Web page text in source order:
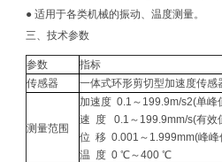
● 适用于各类机械的振动、温度测量。
三、技术参数
参数
指标
传感器
一体式环形剪切型加速度传
测量范围
加速度 0.1～199.9m/s2(单峰
速 度 0.1～199.9mm/s(有效
位 移 0.001～1.999mm(峰
温 度 0 ℃～400 ℃